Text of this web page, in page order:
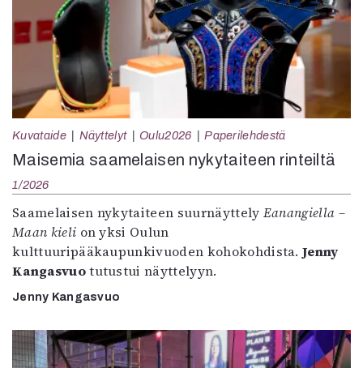
Kuvataide Näyttelyt Oulu2026 Paperilehdestä
Maisemia saamelaisen nykytaiteen rinteiltä
1/2026
Saamelaisen nykytaiteen suurnäyttely Eanangiella –
Maan kieli on yksi Oulun
kulttuuripääkaupunkivuoden kohokohdista.Jenny
Kangasvuotutustui näyttelyyn.
Jenny Kangasvuo